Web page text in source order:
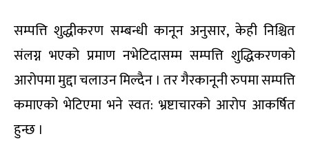
सम्पत्ति शुद्धीकरण सम्बन्धी कानून अनुसार, केही निश्चित
संलग्न भएको प्रमाण नभेटिदासम्म सम्पत्ति शुद्धिकरणको
आरोपमा मुद्दा चलाउन मिल्दैन । तर गैरकानूनी रुपमा सम्पत्ति
कमाएको भेटिएमा भने स्वत: भ्रष्टाचारको आरोप आकर्षित
हुन्छ ।